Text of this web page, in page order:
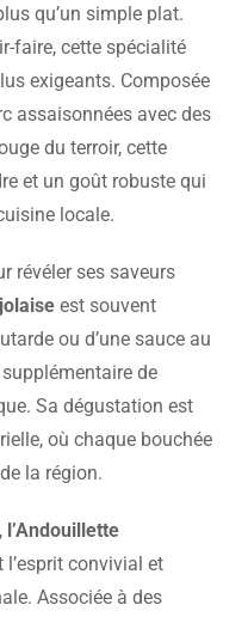
qu’un simple plat.
faire, cette spécialité
exigeants. Composée
assaisonnées avec des
du terroir, cette
et un goût robuste qui
locale.
révéler ses saveurs
est souvent
ou d’une sauce au
de
Sa dégustation est
où chaque bouchée
la région.
l’Andouillette
convivial et
Associée à des